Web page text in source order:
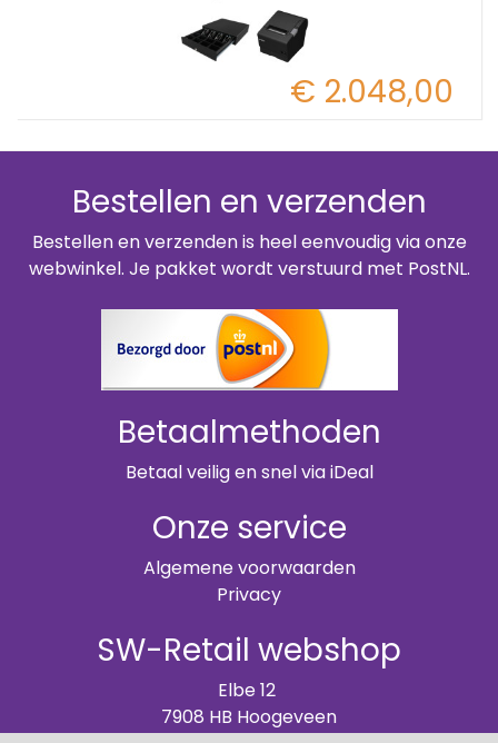
€ 2.048,00
Bestellen en verzenden
Bestellen en verzenden is heel eenvoudig via onze
webwinkel. Je pakket wordt verstuurd met PostNL.
Betaalmethoden
Betaal veilig en snel via iDeal
Onze service
Algemene voorwaarden
Privacy
SW-Retail webshop
Elbe 12
7908 HB Hoogeveen